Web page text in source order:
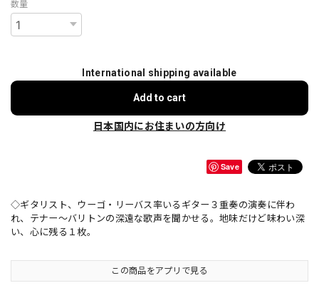
数量
International shipping available
Add to cart
日本国内にお住まいの方向け
Save
◇ギタリスト、ウーゴ・リーバス率いるギター３重奏の演奏に伴わ
れ、テナー〜バリトンの深遠な歌声を聞かせる。地味だけど味わい深
い、心に残る１枚。
この商品をアプリで見る